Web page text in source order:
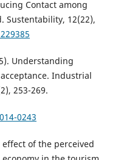
Contact among
Sustentability, 12(22),
Understanding
Industrial
253-269.
0243
effect of the perceived